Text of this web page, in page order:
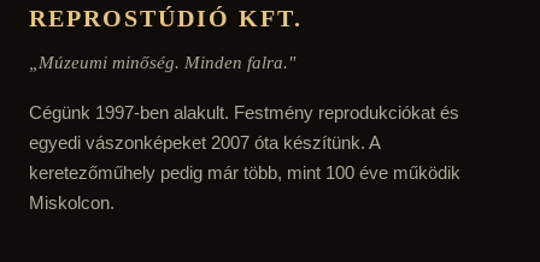
REPROSTÚDIÓ KFT.
„Múzeumi minőség. Minden falra."
Cégünk 1997-ben alakult. Festmény reprodukciókat és
egyedi vászonképeket 2007 óta készítünk. A
keretezőműhely pedig már több, mint 100 éve működik
Miskolcon.